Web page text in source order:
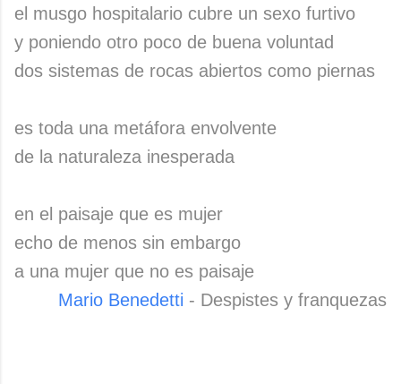
el musgo hospitalario cubre un sexo furtivo
y poniendo otro poco de buena voluntad
dos sistemas de rocas abiertos como piernas
es toda una metáfora envolvente
de la naturaleza inesperada
en el paisaje que es mujer
echo de menos sin embargo
a una mujer que no es paisaje
Mario Benedetti - Despistes y franquezas